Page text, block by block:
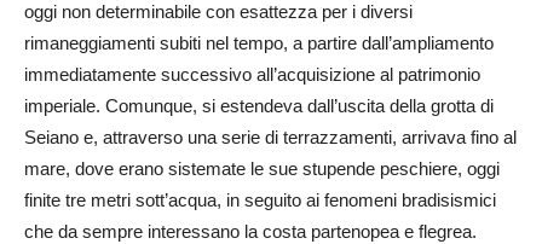
oggi non determinabile con esattezza per i diversi
rimaneggiamenti subiti nel tempo, a partire dall’ampliamento
immediatamente successivo all’acquisizione al patrimonio
imperiale. Comunque, si estendeva dall’uscita della grotta di
Seiano e, attraverso una serie di terrazzamenti, arrivava fino al
mare, dove erano sistemate le sue stupende peschiere, oggi
finite tre metri sott’acqua, in seguito ai fenomeni bradisismici
che da sempre interessano la costa partenopea e flegrea.